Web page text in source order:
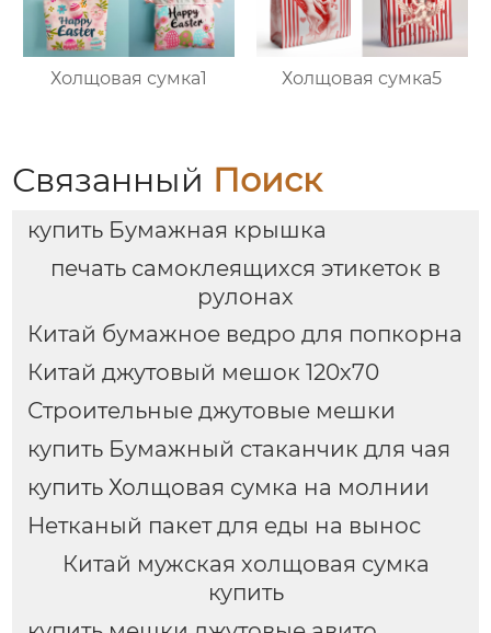
Холщовая сумка1 Холщовая сумка5
Связанный Поиск
купить Бумажная крышка
печать самоклеящихся этикеток в
рулонах
Китай бумажное ведро для попкорна
Китай джутовый мешок 120х70
Строительные джутовые мешки
купить Бумажный стаканчик для чая
купить Холщовая сумка на молнии
Нетканый пакет для еды на вынос
Китай мужская холщовая сумка
купить